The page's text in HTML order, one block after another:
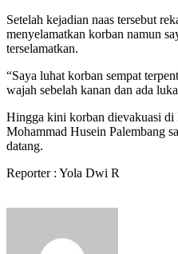
Setelah kejadian naas tersebut
menyelamatkan korban namun
terselamatkan.
“Saya luhat korban sempat
wajah sebelah kanan dan ada
Hingga kini korban dievakuasi di
Mohammad Husein Palembang
datang.
Reporter : Yola Dwi R